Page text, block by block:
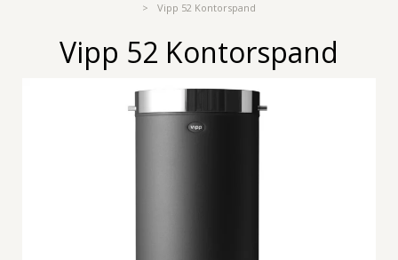
Vipp 52 Kontorspand
Vipp 52 Kontorspand